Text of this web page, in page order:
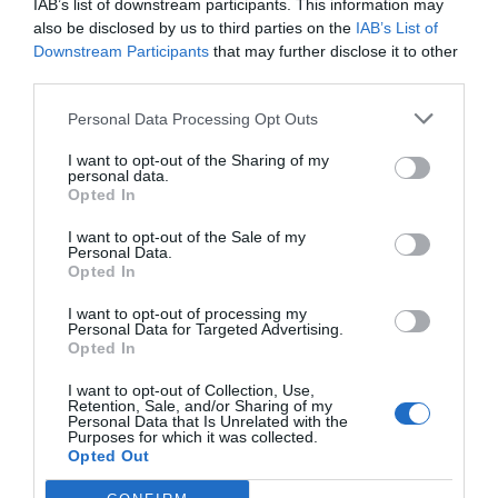
IAB’s list of downstream participants. This information may
also be disclosed by us to third parties on the IAB’s List of
Downstream Participants that may further disclose it to other
Personal Data Processing Opt Outs
I want to opt-out of the Sharing of my
personal data.
Opted In
I want to opt-out of the Sale of my
Personal Data.
Opted In
I want to opt-out of processing my
Personal Data for Targeted Advertising.
Opted In
I want to opt-out of Collection, Use,
Retention, Sale, and/or Sharing of my
Personal Data that Is Unrelated with the
Purposes for which it was collected.
Opted Out
Google de forma gratuïta
Estigues informat amb les últimes notícies d'actualitat
ACTIVAR ARA
RELACIONADES